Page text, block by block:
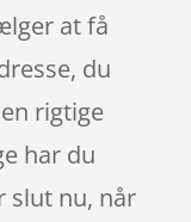
at få
du
rigtige
har du
slut nu, når